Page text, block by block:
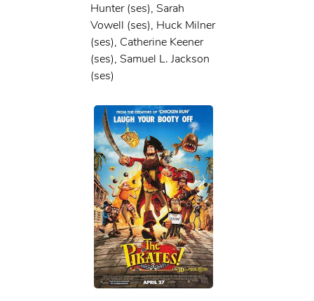
Hunter (ses), Sarah
Vowell (ses), Huck Milner
(ses), Catherine Keener
(ses), Samuel L. Jackson
(ses)